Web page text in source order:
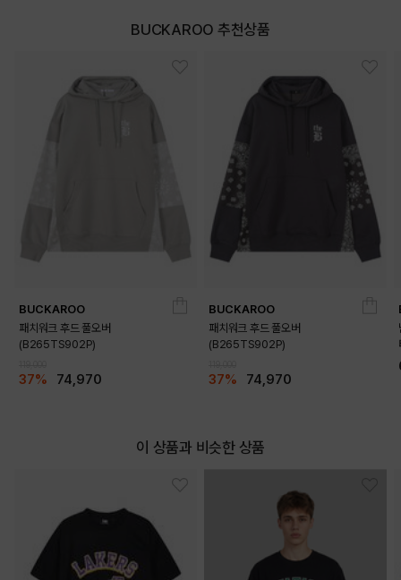
BUCKAROO 추천상품
BUCKAROO
패치워크 후드 풀오버
(B265TS902P)
37% 74,970
BUCKAROO
패치워크 후드 풀오버
(B265TS902P)
37% 74,970
이 상품과 비슷한 상품